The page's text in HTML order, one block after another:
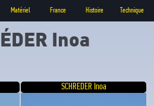
Matériel France Histoire Technique
Inoa
SCHREDER Inoa